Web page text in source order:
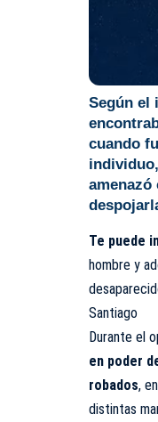
Según el
cuando
amenazó
Te puede
hombre y
Santiago
Durante el
en poder
robados,
distintas